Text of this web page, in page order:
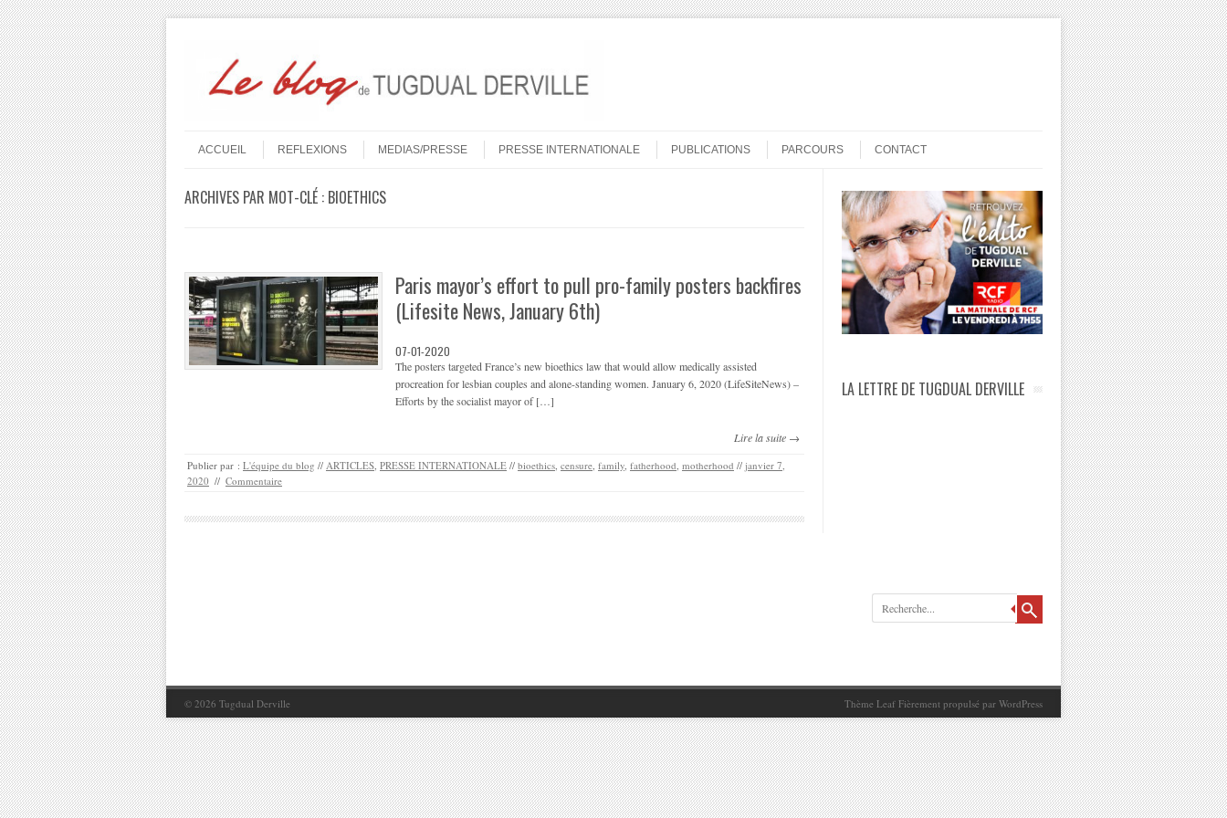
Menu
ACCUEIL
REFLEXIONS MEDIAS/PRESSE PRESSE INTERNATIONALE PUBLICATIONS PARCOURS CONTACT
ARCHIVES PAR MOT-CLÉ : BIOETHICS
Paris mayor’s effort to pull pro-family posters backfires
(Lifesite News, January 6th)
07-01-2020
The posters targeted France’s new bioethics law that would allow medically assisted
procreation for lesbian couples and alone-standing women. January 6, 2020 (LifeSiteNews) –
Efforts by the socialist mayor of […]
Lire la suite →
Publier par : L'équipe du blog // ARTICLES PRESSE INTERNATIONALE // bioethics censure family fatherhood motherhood // janvier 7,
2020 // Commentaire
LA LETTRE DE TUGDUAL DERVILLE
Recherche
© 2026 Tugdual Derville Thème Leaf Fièrement propulsé par WordPress